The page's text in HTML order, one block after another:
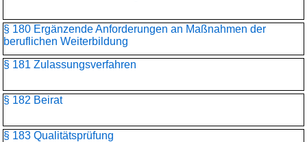
§ 180 Ergänzende Anforderungen an Maßnahmen der
beruflichen Weiterbildung
§ 181 Zulassungsverfahren
§ 182 Beirat
§ 183 Qualitätsprüfung